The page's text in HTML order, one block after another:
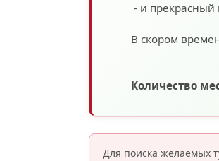
- и прекрасный
В скором
Количество
Для поиска желаемых